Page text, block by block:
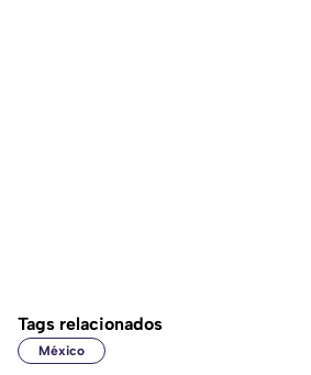
Tags relacionados
México